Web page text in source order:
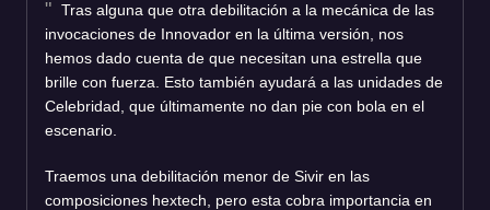
Tras alguna que otra debilitación a la mecánica de las
invocaciones de Innovador en la última versión, nos
hemos dado cuenta de que necesitan una estrella que
brille con fuerza. Esto también ayudará a las unidades de
Celebridad, que últimamente no dan pie con bola en el
escenario.
Traemos una debilitación menor de Sivir en las
composiciones hextech, pero esta cobra importancia en